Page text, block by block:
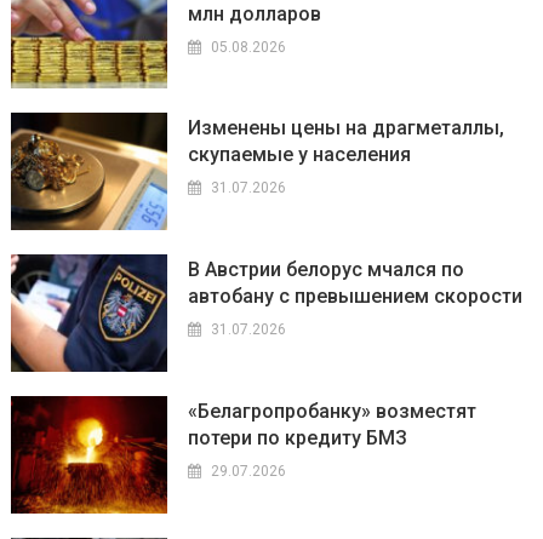
млн долларов
05.08.2026
Изменены цены на драгметаллы,
скупаемые у населения
31.07.2026
В Австрии белорус мчался по
автобану с превышением скорости
31.07.2026
«Белагропробанку» возместят
потери по кредиту БМЗ
29.07.2026